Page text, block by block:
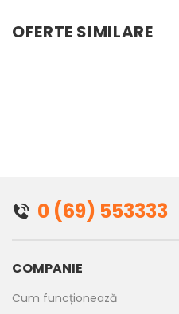
OFERTE SIMILARE
0 (69) 553333
COMPANIE
Cum funcționează